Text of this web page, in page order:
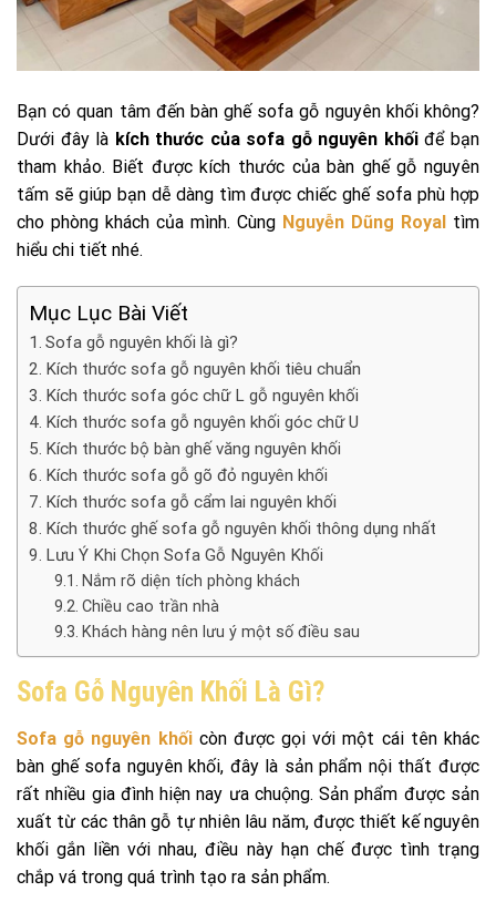
Bạn có quan tâm đến bàn ghế sofa gỗ nguyên khối không?
Dưới đây là kích thước của sofa gỗ nguyên khốiđể bạn
tham khảo. Biết được kích thước của bàn ghế gỗ nguyên
tấm sẽ giúp bạn dễ dàng tìm được chiếc ghế sofa phù hợp
cho phòng khách của mình. Cùng Nguyễn Dũng Royal tìm
hiểu chi tiết nhé.
Mục Lục Bài Viết
Sofa gỗ nguyên khối là gì?
Kích thước sofa gỗ nguyên khối tiêu chuẩn
Kích thước sofa góc chữ L gỗ nguyên khối
Kích thước sofa gỗ nguyên khối góc chữ U
Kích thước bộ bàn ghế văng nguyên khối
Kích thước sofa gỗ gõ đỏ nguyên khối
Kích thước sofa gỗ cẩm lai nguyên khối
Kích thước ghế sofa gỗ nguyên khối thông dụng nhất
Lưu Ý Khi Chọn Sofa Gỗ Nguyên Khối
Nắm rõ diện tích phòng khách
Chiều cao trần nhà
Khách hàng nên lưu ý một số điều sau
Sofa Gỗ Nguyên Khối Là Gì?
Sofa gỗ nguyên khốicòn được gọi với một cái tên khác
bàn ghế sofa nguyên khối, đây là sản phẩm nội thất được
rất nhiều gia đình hiện nay ưa chuộng. Sản phẩm được sản
xuất từ các thân gỗ tự nhiên lâu năm, được thiết kế nguyên
khối gắn liền với nhau, điều này hạn chế được tình trạng
chắp vá trong quá trình tạo ra sản phẩm.